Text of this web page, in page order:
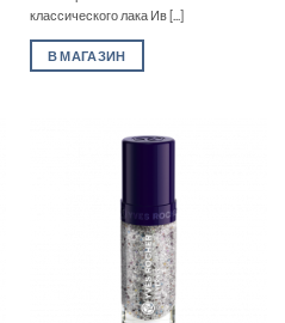
классического лака Ив [...]
В МАГАЗИН